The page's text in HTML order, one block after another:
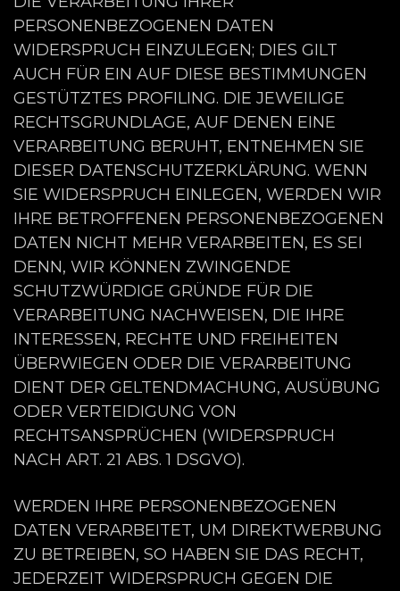
PERSONENBEZOGENEN DATEN
WIDERSPRUCH EINZULEGEN; DIES GILT
AUCH FÜR EIN AUF DIESE BESTIMMUNGEN
GESTÜTZTES PROFILING. DIE JEWEILIGE
RECHTSGRUNDLAGE, AUF DENEN EINE
VERARBEITUNG BERUHT, ENTNEHMEN SIE
DIESER DATENSCHUTZERKLÄRUNG. WENN
SIE WIDERSPRUCH EINLEGEN, WERDEN WIR
IHRE BETROFFENEN PERSONENBEZOGENEN
DATEN NICHT MEHR VERARBEITEN, ES SEI
DENN, WIR KÖNNEN ZWINGENDE
SCHUTZWÜRDIGE GRÜNDE FÜR DIE
VERARBEITUNG NACHWEISEN, DIE IHRE
INTERESSEN, RECHTE UND FREIHEITEN
ÜBERWIEGEN ODER DIE VERARBEITUNG
DIENT DER GELTENDMACHUNG, AUSÜBUNG
ODER VERTEIDIGUNG VON
RECHTSANSPRÜCHEN (WIDERSPRUCH
NACH ART. 21 ABS. 1 DSGVO).
WERDEN IHRE PERSONENBEZOGENEN
DATEN VERARBEITET, UM DIREKTWERBUNG
ZU BETREIBEN, SO HABEN SIE DAS RECHT,
JEDERZEIT WIDERSPRUCH GEGEN DIE